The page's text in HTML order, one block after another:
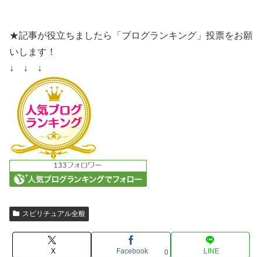
★記事が役立ちましたら「ブログランキング」投票をお願
いします！
↓ ↓ ↓
スピリチュアル全般
X Facebook 0 LINE